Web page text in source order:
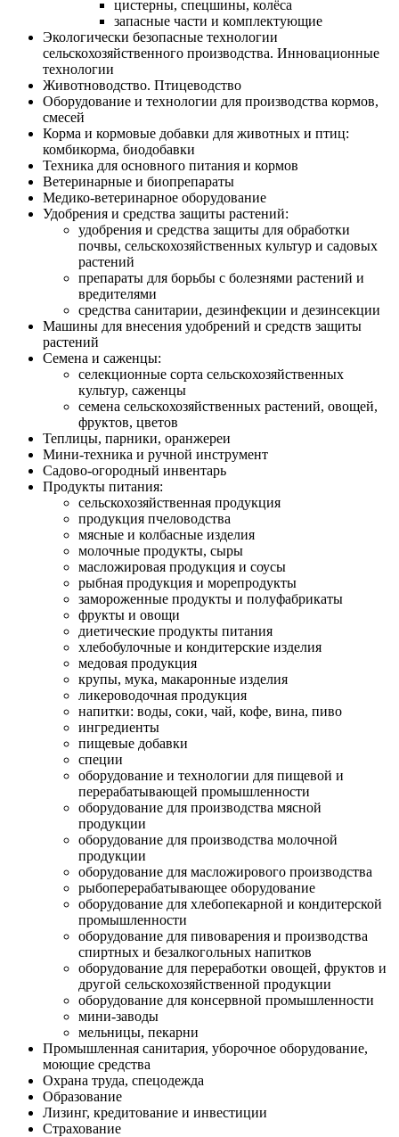
цистерны, спецшины, колёса
запасные части и комплектующие
Экологически безопасные технологии
сельскохозяйственного производства. Инновационные
технологии
Животноводство. Птицеводство
Оборудование и технологии для производства кормов,
смесей
Корма и кормовые добавки для животных и птиц:
комбикорма, биодобавки
Техника для основного питания и кормов
Ветеринарные и биопрепараты
Медико-ветеринарное оборудование
Удобрения и средства защиты растений:
удобрения и средства защиты для обработки
почвы, сельскохозяйственных культур и садовых
растений
препараты для борьбы с болезнями растений и
вредителями
средства санитарии, дезинфекции и дезинсекции
Машины для внесения удобрений и средств защиты
растений
Семена и саженцы:
селекционные сорта сельскохозяйственных
культур, саженцы
семена сельскохозяйственных растений, овощей,
фруктов, цветов
Теплицы, парники, оранжереи
Мини-техника и ручной инструмент
Садово-огородный инвентарь
Продукты питания:
сельскохозяйственная продукция
продукция пчеловодства
мясные и колбасные изделия
молочные продукты, сыры
масложировая продукция и соусы
рыбная продукция и морепродукты
замороженные продукты и полуфабрикаты
фрукты и овощи
диетические продукты питания
хлебобулочные и кондитерские изделия
медовая продукция
крупы, мука, макаронные изделия
ликероводочная продукция
напитки: воды, соки, чай, кофе, вина, пиво
ингредиенты
пищевые добавки
специи
оборудование и технологии для пищевой и
перерабатывающей промышленности
оборудование для производства мясной
продукции
оборудование для производства молочной
продукции
оборудование для масложирового производства
рыбоперерабатывающее оборудование
оборудование для хлебопекарной и кондитерской
промышленности
оборудование для пивоварения и производства
спиртных и безалкогольных напитков
оборудование для переработки овощей, фруктов и
другой сельскохозяйственной продукции
оборудование для консервной промышленности
мини-заводы
мельницы, пекарни
Промышленная санитария, уборочное оборудование,
моющие средства
Охрана труда, спецодежда
Образование
Лизинг, кредитование и инвестиции
Страхование